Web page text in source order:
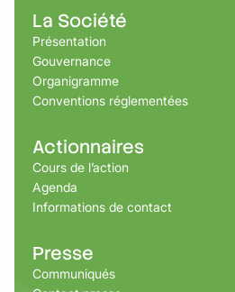
La Société
Présentation
Gouvernance
Organigramme
Conventions réglementées
Actionnaires
Cours de l’action
Agenda
Informations de contact
Presse
Communiqués